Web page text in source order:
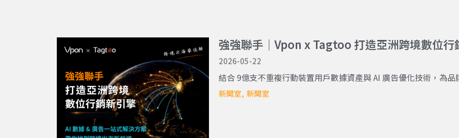
強強聯手｜Vpon x Tagtoo 打造亞洲跨境數位行
2026-05-22
結合 9億支不重複行動裝置用戶數據資產與 AI 廣告優化技術，為品
新聞室 新聞室